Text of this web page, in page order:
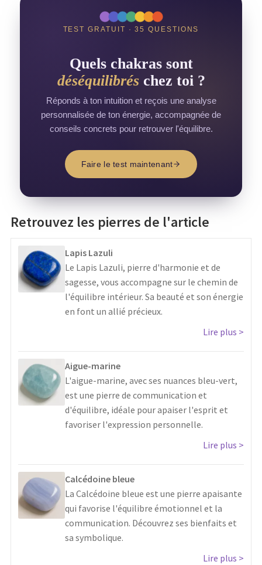
TEST GRATUIT · 35 QUESTIONS
Quels chakras sont
déséquilibréschez toi ?
Réponds à ton intuition et reçois une analyse
personnalisée de ton énergie, accompagnée de
conseils concrets pour retrouver l'équilibre.
Faire le test maintenant
Retrouvez les pierres de l'article
Lapis Lazuli
Le Lapis Lazuli, pierre d'harmonie et de
sagesse, vous accompagne sur le chemin de
l'équilibre intérieur. Sa beauté et son énergie
en font un allié précieux.
Lire plus
Aigue-marine
L'aigue-marine, avec ses nuances bleu-vert,
est une pierre de communication et
d'équilibre, idéale pour apaiser l'esprit et
favoriser l'expression personnelle.
Lire plus
Calcédoine bleue
La Calcédoine bleue est une pierre apaisante
qui favorise l'équilibre émotionnel et la
communication. Découvrez ses bienfaits et
sa symbolique.
Lire plus